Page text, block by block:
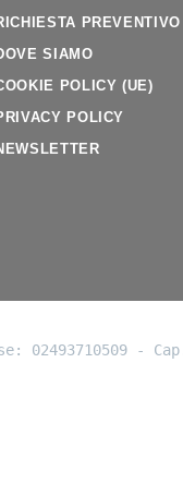
PREVENTIVO
SIAMO
POLICY (UE)
POLICY
02493710509 -